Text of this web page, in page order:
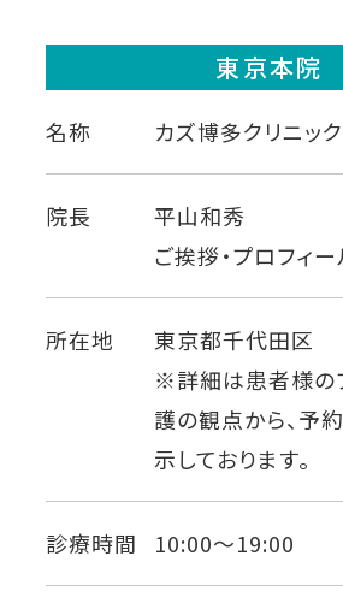
まずは無料で相談
東京本院
名称 カズ博多クリニッ
院長
平山和秀
ご挨拶・プロフィ
所在地
東京都千代田区
※詳細は患者様の
護の観点から、 予
示しております。
診療時間 10:00〜19:00